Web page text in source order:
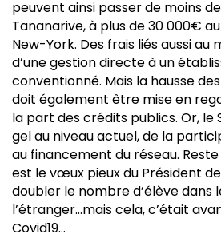
peuvent ainsi passer de moins
Tananarive, à plus de 30 000€
New-York. Des frais liés aussi au
d’une gestion directe à un
conventionné. Mais la hausse
doit également être mise en
la part des crédits publics. Or, le
gel au niveau actuel, de la
au financement du réseau.
est le vœux pieux du Président
doubler le nombre d’élève dans
l’étranger…mais cela, c’était
Covid19…